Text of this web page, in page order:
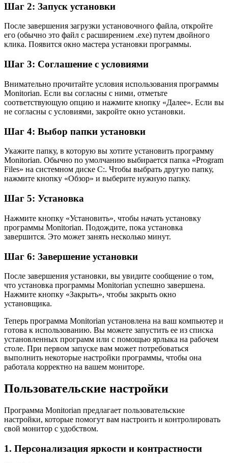
Шаг 2: Запуск установки
После завершения загрузки установочного файла, откройте
его (обычно это файл с расширением .exe) путем двойного
клика. Появится окно мастера установки программы.
Шаг 3: Соглашение с условиями
Внимательно прочитайте условия использования программы
Monitorian. Если вы согласны с ними, отметьте
соответствующую опцию и нажмите кнопку «Далее». Если вы
не согласны с условиями, закройте окно установки.
Шаг 4: Выбор папки установки
Укажите папку, в которую вы хотите установить программу
Monitorian. Обычно по умолчанию выбирается папка «Program
Files» на системном диске C:. Чтобы выбрать другую папку,
нажмите кнопку «Обзор» и выберите нужную папку.
Шаг 5: Установка
Нажмите кнопку «Установить», чтобы начать установку
программы Monitorian. Подождите, пока установка
завершится. Это может занять несколько минут.
Шаг 6: Завершение установки
После завершения установки, вы увидите сообщение о том,
что установка программы Monitorian успешно завершена.
Нажмите кнопку «Закрыть», чтобы закрыть окно
установщика.
Теперь программа Monitorian установлена на ваш компьютер и
готова к использованию. Вы можете запустить ее из списка
установленных программ или с помощью ярлыка на рабочем
столе. При первом запуске вам может потребоваться
выполнить некоторые настройки программы, чтобы она
работала корректно на вашем мониторе.
Пользовательские настройки
Программа Monitorian предлагает пользовательские
настройки, которые помогут вам настроить и контролировать
свой монитор с удобством.
1. Персонализация яркости и контрастности